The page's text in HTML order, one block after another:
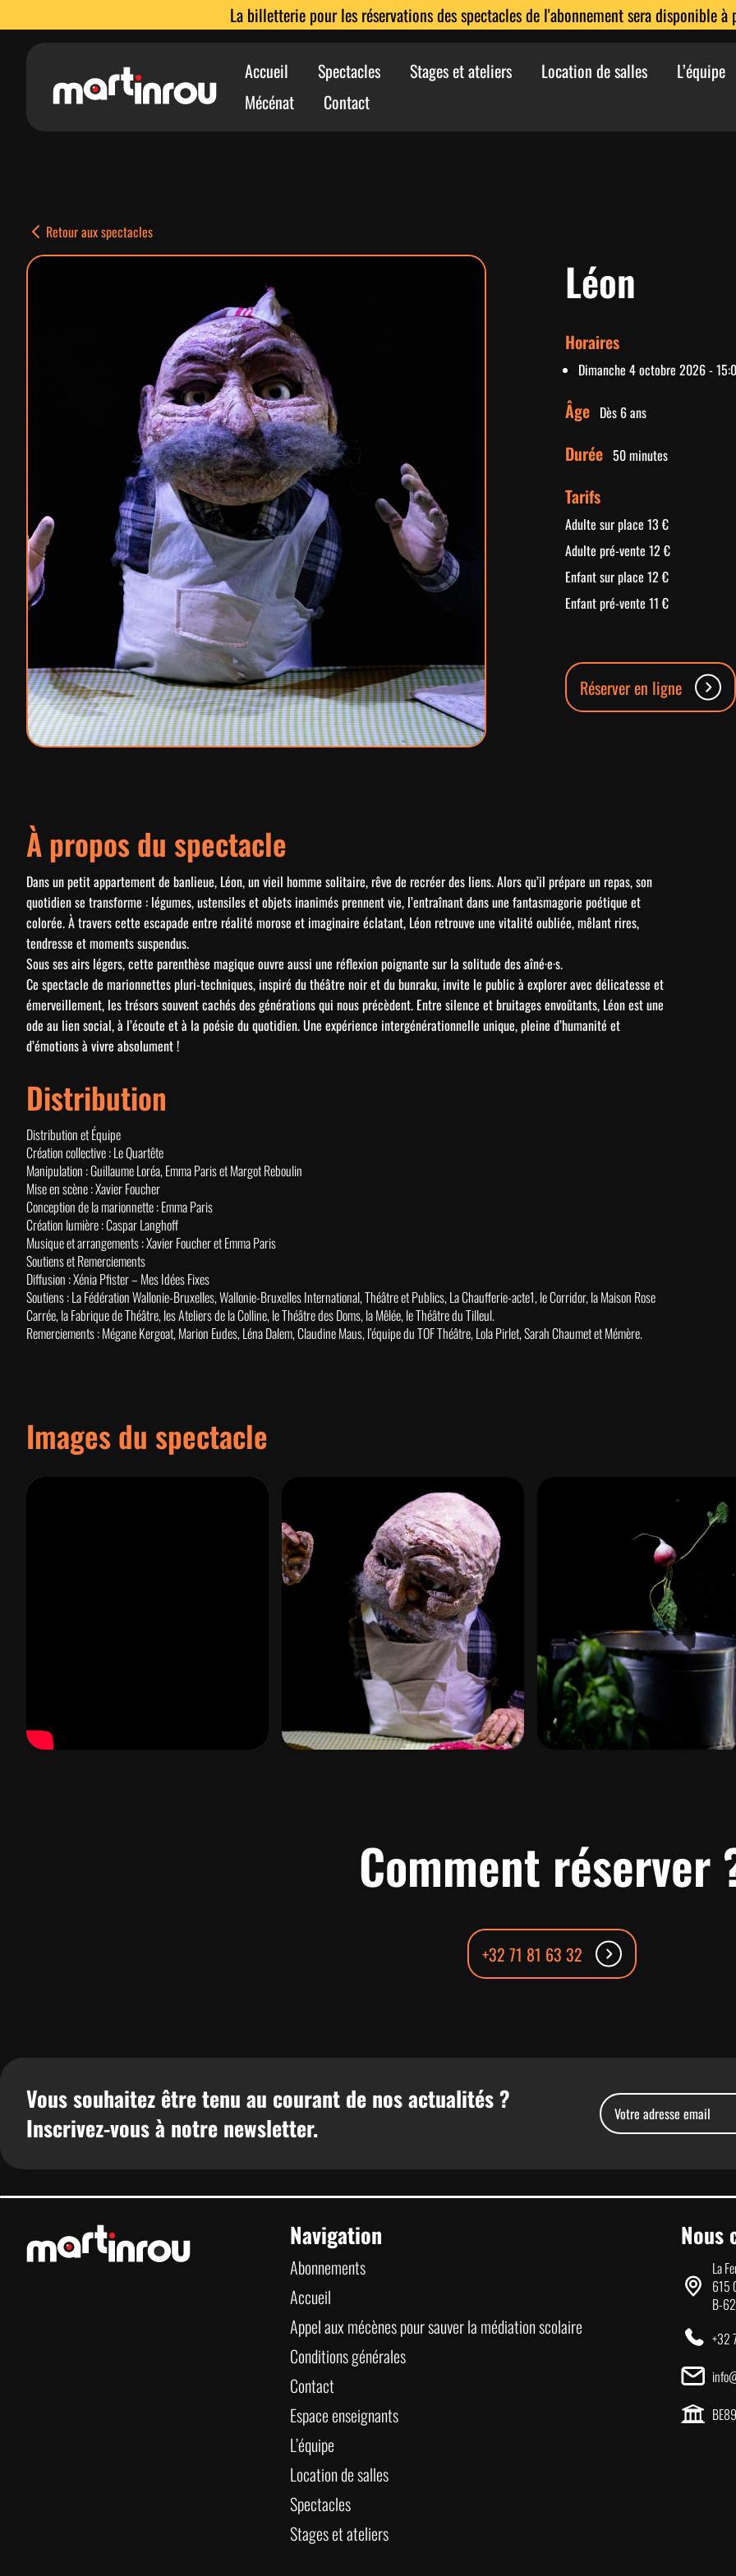
La billetterie pour les réservations des spectacles de l'abonnement sera disponible
Accueil Spectacles Stages et ateliers Location de salles
L’équipe
Mécénat
Contact
Retour aux spectacles
Léon
Horaires
Dimanche 4 octobre 2026 -
Âge Dès 6 ans
Durée 50 minutes
Tarifs
Adulte sur place 13 €
Adulte pré-vente 12 €
Enfant sur place 12 €
Enfant pré-vente 11 €
Réserver en ligne
À propos du spectacle
Dans un petit appartement de banlieue, Léon, un vieil homme solitaire, rêve de recréer des liens. Alors qu’il prépare un repas, son
quotidien se transforme : légumes, ustensiles et objets inanimés prennent vie, l’entraînant dans une fantasmagorie poétique et
colorée. À travers cette escapade entre réalité morose et imaginaire éclatant, Léon retrouve une vitalité oubliée, mêlant rires,
tendresse et moments suspendus.
Sous ses airs légers, cette parenthèse magique ouvre aussi une réflexion poignante sur la solitude des aîné·e·s.
Ce spectacle de marionnettes pluri-techniques, inspiré du théâtre noir et du bunraku, invite le public à explorer avec délicatesse et
émerveillement, les trésors souvent cachés des générations qui nous précèdent. Entre silence et bruitages envoûtants, Léon est une
ode au lien social, à l’écoute et à la poésie du quotidien. Une expérience intergénérationnelle unique, pleine d’humanité et
d’émotions à vivre absolument !
Distribution
Distribution et Équipe
Création collective :Le Quartête
Manipulation :Guillaume Loréa, Emma Paris et Margot Reboulin
Mise en scène :Xavier Foucher
Conception de la marionnette :Emma Paris
Création lumière :Caspar Langhoff
Musique et arrangements :Xavier Foucher et Emma Paris
Soutiens et Remerciements
Diffusion :Xénia Pfister – Mes Idées Fixes
Soutiens :La Fédération Wallonie-Bruxelles, Wallonie-Bruxelles International, Théâtre et Publics, La Chaufferie-acte1, le Corridor, la Maison Rose
Carrée, la Fabrique de Théâtre, les Ateliers de la Colline, le Théâtre des Doms, la Mêlée, le Théâtre du Tilleul.
Remerciements :Mégane Kergoat, Marion Eudes, Léna Dalem, Claudine Maus, l’équipe du TOF Théâtre, Lola Pirlet, Sarah Chaumet et Mémère.
Images du spectacle
Comment réserver
+32 71 81 63 32
Vous souhaitez être tenu au courant de nos actualités ?
Inscrivez-vous à notre newsletter.
Navigation
Abonnements
Accueil
Appel aux mécènes pour sauver la médiation scolaire
Conditions générales
Contact
Espace enseignants
L’équipe
Location de salles
Spectacles
Stages et ateliers
Nous
La
615
B-
+32